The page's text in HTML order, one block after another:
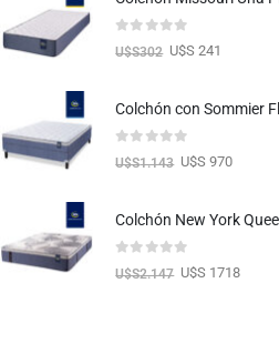
U$S302 U$S 241
U$S1.143 U$S 970
Colchón New York
U$S2.147 U$S 1718